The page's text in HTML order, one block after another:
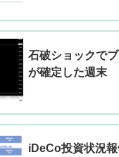
石破ショックで
が確定した週末
iDeCo投資状況